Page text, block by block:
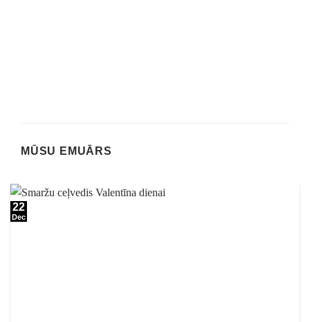
MŪSU EMUĀRS
22
Dec